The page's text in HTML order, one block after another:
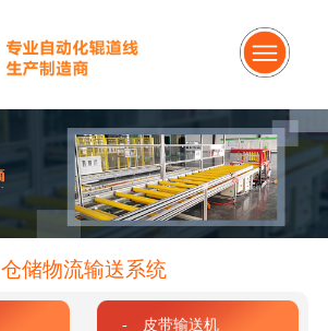
仓储物流输送系统
- 皮带输送机